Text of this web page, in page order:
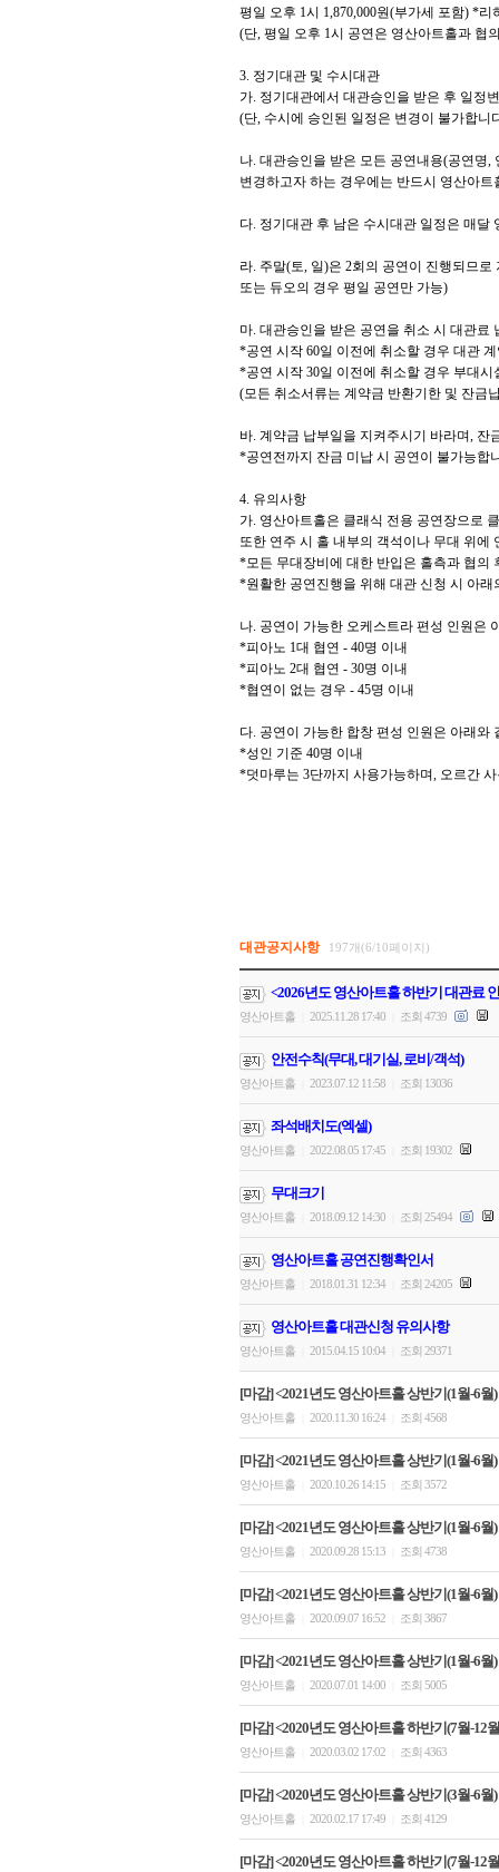
평일 오후 1시 1,870,000원(부가세 포함) *리
(단, 평일 오후 1시 공연은 영산아트홀과 협
3. 정기대관 및 수시대관
가. 정기대관에서 대관승인을 받은 후 일정
(단, 수시에 승인된 일정은 변경이 불가합니
나. 대관승인을 받은 모든 공연내용(공연명,
변경하고자 하는 경우에는 반드시 영산아
다. 정기대관 후 남은 수시대관 일정은 매달
라. 주말(토, 일)은 2회의 공연이 진행되므로
또는 듀오의 경우 평일 공연만 가능)
마. 대관승인을 받은 공연을 취소 시 대관료
*공연 시작 60일 이전에 취소할 경우 대관
*공연 시작 30일 이전에 취소할 경우 부대
(모든 취소서류는 계약금 반환기한 및 잔금
바. 계약금 납부일을 지켜주시기 바라며, 잔
*공연전까지 잔금 미납 시 공연이 불가능합
4. 유의사항
가. 영산아트홀은 클래식 전용 공연장으로
또한 연주 시 홀 내부의 객석이나 무대 위에
*모든 무대장비에 대한 반입은 홀측과 협의
*원활한 공연진행을 위해 대관 신청 시 아
나. 공연이 가능한 오케스트라 편성 인원은
*피아노 1대 협연 - 40명 이내
*피아노 2대 협연 - 30명 이내
*협연이 없는 경우 - 45명 이내
다. 공연이 가능한 합창 편성 인원은 아래와
*성인 기준 40명 이내
*덧마루는 3단까지 사용가능하며, 오르간
대관공지사항 197개(6/10페이지)
<2026년도 영산아트홀 하반기 대관료
영산아트홀 2025.11.28 17:40 조회 4739
안전수칙(무대, 대기실, 로비/객석)
영산아트홀 2023.07.12 11:58 조회 13036
좌석배치도(엑셀)
영산아트홀 2022.08.05 17:45 조회 19302
무대크기
영산아트홀 2018.09.12 14:30 조회 25494
영산아트홀 공연진행확인서
영산아트홀 2018.01.31 12:34 조회 24205
영산아트홀 대관신청 유의사항
영산아트홀 2015.04.15 10:04 조회 29371
[마감] <2021년도 영산아트홀 상반기(1월-6월
영산아트홀 2020.11.30 16:24 조회 4568
[마감] <2021년도 영산아트홀 상반기(1월-6월
영산아트홀 2020.10.26 14:15 조회 3572
[마감] <2021년도 영산아트홀 상반기(1월-6월
영산아트홀 2020.09.28 15:13 조회 4738
[마감] <2021년도 영산아트홀 상반기(1월-6월
영산아트홀 2020.09.07 16:52 조회 3867
[마감] <2021년도 영산아트홀 상반기(1월-6월
영산아트홀 2020.07.01 14:00 조회 5005
[마감] <2020년도 영산아트홀 하반기(7월-12
영산아트홀 2020.03.02 17:02 조회 4363
[마감] <2020년도 영산아트홀 상반기(3월-6월
영산아트홀 2020.02.17 17:49 조회 4129
[마감] <2020년도 영산아트홀 하반기(7월-12